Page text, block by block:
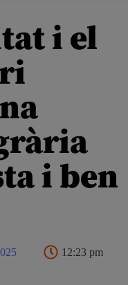
i el
i ben
12:23 pm